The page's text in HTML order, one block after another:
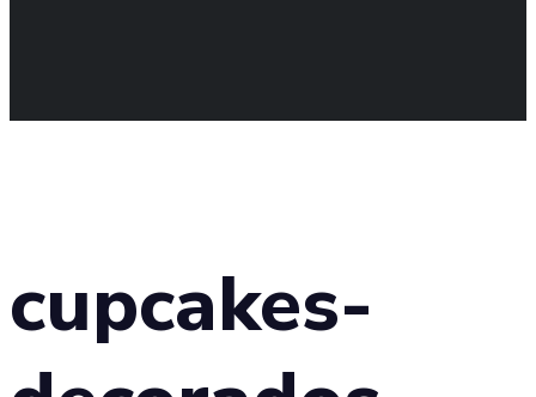
cupcakes-